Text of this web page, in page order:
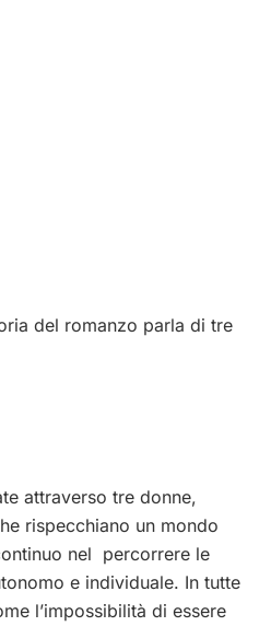
del romanzo parla di tre
attraverso tre donne,
rispecchiano un mondo
nel percorrere le
e individuale. In tutte
l’impossibilità di essere